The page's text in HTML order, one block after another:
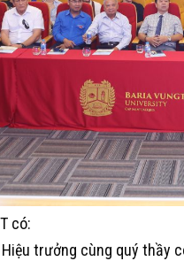
có:
Hiệu trưởng cùng quý thầy